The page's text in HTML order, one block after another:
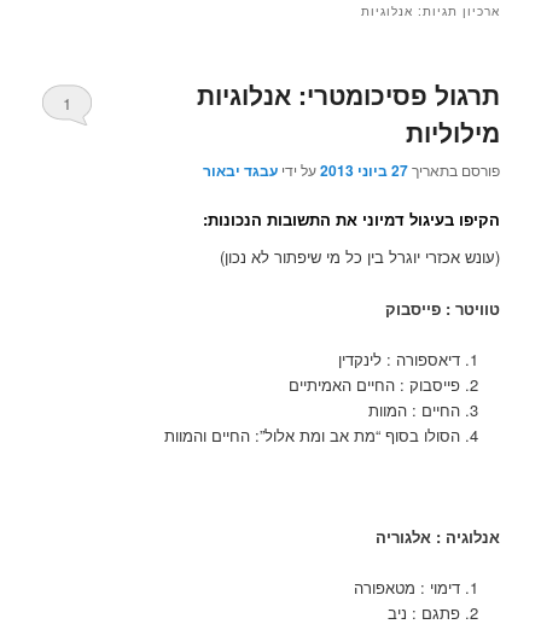
ארכיון תגיות: אנלוגיות
תרגול פסיכומטרי: אנלוגיות
מילוליות
פורסם בתאריך27 ביוני 2013 על ידיעבגד יבאור
1
הקיפו בעיגול דמיוני את התשובות הנכונות:
(עונש אכזרי יוגרל בין כל מי שיפתור לא נכון)
טוויטר : פייסבוק
דיאספורה : לינקדין
פייסבוק : החיים האמיתיים
החיים : המוות
הסולו בסוף “מת אב ומת אלול”: החיים והמוות
אנלוגיה : אלגוריה
דימוי : מטאפורה
פתגם : ניב